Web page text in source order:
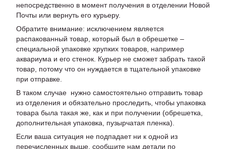
непосредственно в момент получения в отделении Новой
Почты или вернуть его курьеру.
Обратите внимание: исключением является
распакованный товар, который был в обрешетке –
специальной упаковке хрупких товаров, например
аквариума и его стенок. Курьер не сможет забрать такой
товар, потому что он нуждается в тщательной упаковке
при отправке.
В таком случае нужно самостоятельно отправить товар
из отделения и обязательно проследить, чтобы упаковка
товара была такая же, как и при получении (обрешетка,
дополнительная упаковка, пузырчатая пленка).
Если ваша ситуация не подпадает ни к одной из
перечисленных выше, сообщите нам детали по